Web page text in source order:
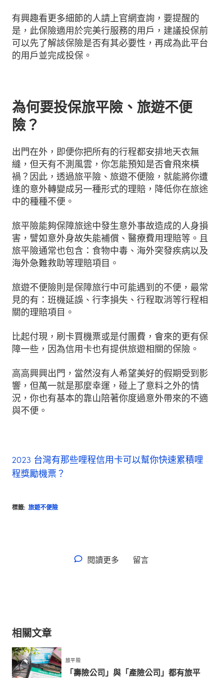
有興趣看更多細節的人請上官網查詢，要提醒的
是，此保險適用於完美行服務的用戶，建議投保前
可以先了解該保險是否有其必要性，再成為此平台
的用戶並完成投保。
為何要投保旅平險、旅遊不便
險？
出門在外，即便你把所有的行程都安排地天衣無
縫，但天有不測風雲，你怎能預知是否會飛來橫
禍？因此，透過旅平險、旅遊不便險，就能將你遭
逢的意外轉變成另一種形式的理賠，降低你在旅途
中的種種不便。
旅平險能夠保障旅途中發生意外事故造成的人身損
害，譬如意外身故失能補償、醫療費用理賠等。且
旅平險通常也包含：食物中毒、海外突發疾病以及
海外急難救助等理賠項目。
旅遊不便險則是保障旅行中可能遇到的不便，最常
見的有：班機延誤、行李損失、行程取消等行程相
關的理賠項目。
比起付現，刷卡買機票或是付團費，會來的更有保
障一些，因為信用卡也有提供旅遊相關的保險。
高高興興出門，當然沒有人希望美好的假期受到影
響，但萬一就是那麼幸運，碰上了意料之外的情
況，你也有基本的靠山陪著你度過意外帶來的不適
與不便。
2023 台灣有那些哩程信用卡可以幫你快速累積哩
程獎勵機票？
標籤: 旅遊不便險
閱讀更多 留言
相關文章
旅平險
「壽險公司」與「產險公司」都有旅平